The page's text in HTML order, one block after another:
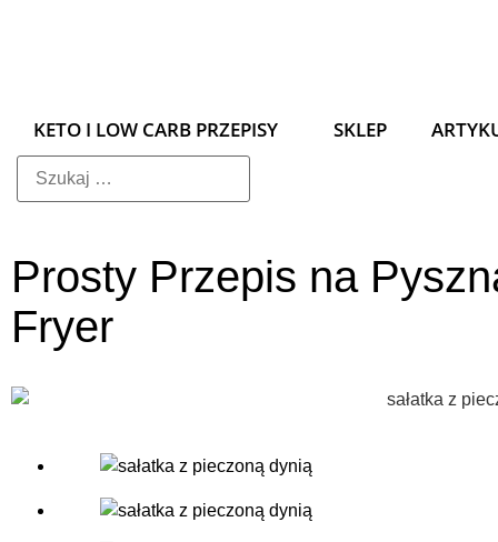
KETO I LOW CARB PRZEPISY SKLEP
Prosty Przepis na
Fryer